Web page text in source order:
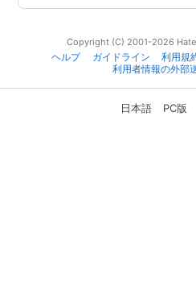
Copyright (C) 2001-2026
ヘルプ
ガイドライン 利用規
利用者情報の外部
日本語 PC版